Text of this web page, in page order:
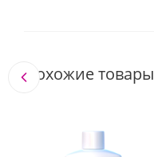
Похожие товары